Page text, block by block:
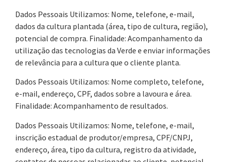
Dados Pessoais Utilizamos: Nome, telefone, e-mail,
dados da cultura plantada (área, tipo de cultura, região),
potencial de compra. Finalidade: Acompanhamento da
utilização das tecnologias da Verde e enviar informações
de relevância para a cultura que o cliente planta.
Dados Pessoais Utilizamos: Nome completo, telefone,
e-mail, endereço, CPF, dados sobre a lavoura e área.
Finalidade: Acompanhamento de resultados.
Dados Pessoais Utilizamos: Nome, telefone, e-mail,
inscrição estadual de produtor/empresa, CPF/CNPJ,
endereço, área, tipo da cultura, registro da atividade,